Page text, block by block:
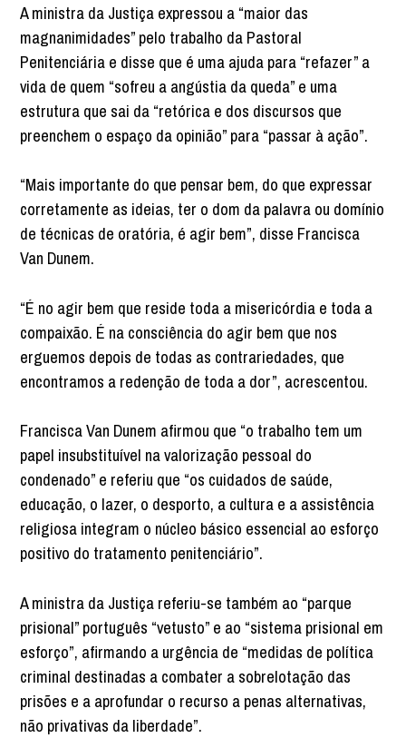
A ministra da Justiça expressou a “maior das
magnanimidades” pelo trabalho da Pastoral
Penitenciária e disse que é uma ajuda para “refazer” a
vida de quem “sofreu a angústia da queda” e uma
estrutura que sai da “retórica e dos discursos que
preenchem o espaço da opinião” para “passar à ação”.
“Mais importante do que pensar bem, do que expressar
corretamente as ideias, ter o dom da palavra ou domínio
de técnicas de oratória, é agir bem”, disse Francisca
Van Dunem.
“É no agir bem que reside toda a misericórdia e toda a
compaixão. É na consciência do agir bem que nos
erguemos depois de todas as contrariedades, que
encontramos a redenção de toda a dor”, acrescentou.
Francisca Van Dunem afirmou que “o trabalho tem um
papel insubstituível na valorização pessoal do
condenado” e referiu que “os cuidados de saúde,
educação, o lazer, o desporto, a cultura e a assistência
religiosa integram o núcleo básico essencial ao esforço
positivo do tratamento penitenciário”.
A ministra da Justiça referiu-se também ao “parque
prisional” português “vetusto” e ao “sistema prisional em
esforço”, afirmando a urgência de “medidas de política
criminal destinadas a combater a sobrelotação das
prisões e a aprofundar o recurso a penas alternativas,
não privativas da liberdade”.